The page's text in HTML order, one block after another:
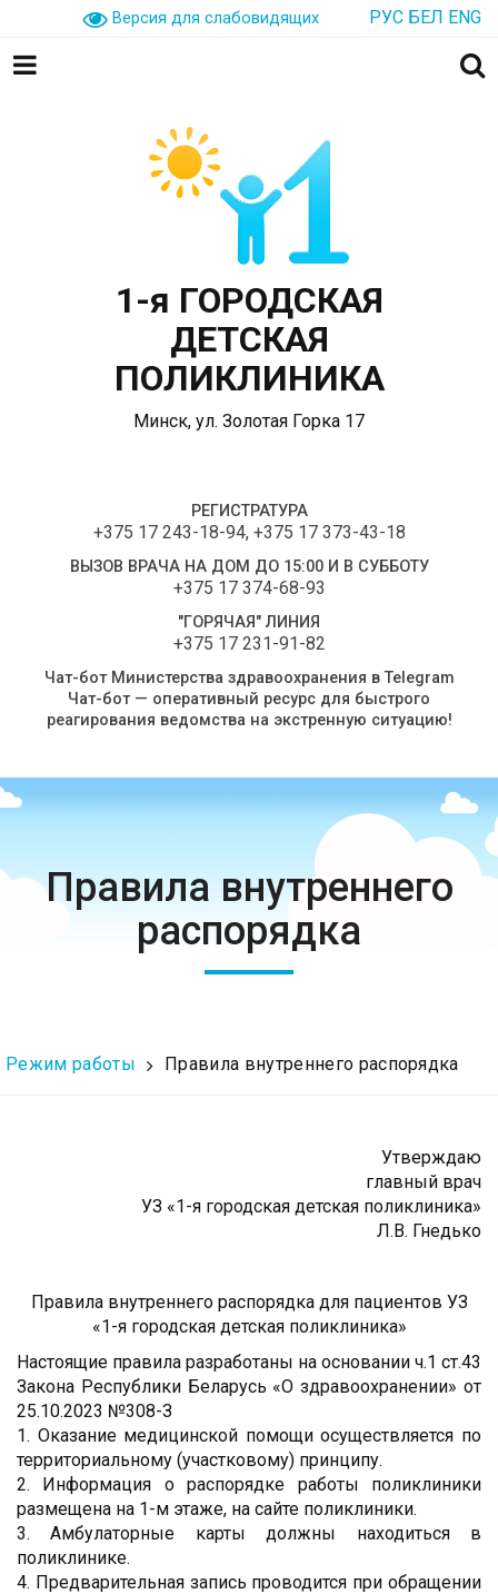
Версия для слабовидящих РУС БЕЛ ENG
1-я ГОРОДСКАЯ
ДЕТСКАЯ
ПОЛИКЛИНИКА
Минск, ул. Золотая Горка 17
РЕГИСТРАТУРА
+375 17 243-18-94, +375 17 373-43-18
ВЫЗОВ ВРАЧА НА ДОМ ДО 15:00 И В СУББОТУ
+375 17 374-68-93
"ГОРЯЧАЯ" ЛИНИЯ
+375 17 231-91-82
Чат-бот Министерства здравоохранения в Telegram
Чат-бот — оперативный ресурс для быстрого
реагирования ведомства на экстренную ситуацию!
Правила внутреннего
распорядка
Режим работы Правила внутреннего распорядка
Утверждаю
главный врач
УЗ «1-я городская детская поликлиника»
Л.В. Гнедько
Правила внутреннего распорядка для пациентов УЗ
«1-я городская детская поликлиника»
Настоящие правила разработаны на основании ч.1 ст.43
Закона Республики Беларусь «О здравоохранении» от
25.10.2023 №308-З
1. Оказание медицинской помощи осуществляется по
территориальному (участковому) принципу.
2. Информация о распорядке работы поликлиники
размещена на 1-м этаже, на сайте поликлиники.
3. Амбулаторные карты должны находиться в
поликлинике.
4. Предварительная запись проводится при обращении